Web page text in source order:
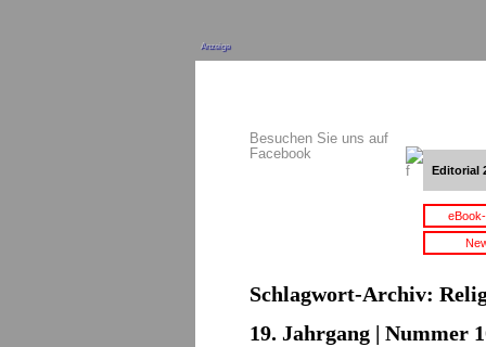
Anzeige
Besuchen Sie uns auf
Facebook
Editorial
Schlagwort-Archiv:
19. Jahrgang | Nummer